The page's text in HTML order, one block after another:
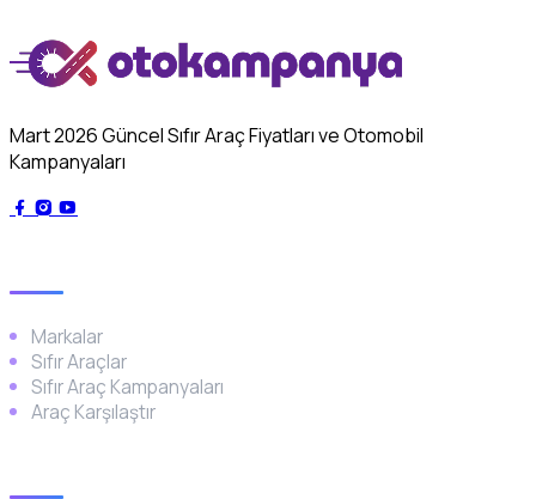
Mart 2026 Güncel Sıfır Araç Fiyatları ve Otomobil
Kampanyaları
Markalar
Sıfır Araçlar
Sıfır Araç Kampanyaları
Araç Karşılaştır